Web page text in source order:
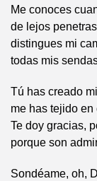
Me conoces
de lejos
distingues mi
todas mis
Tú has creado
me has tejido en
Te doy gracias,
porque son
Sondéame, oh,